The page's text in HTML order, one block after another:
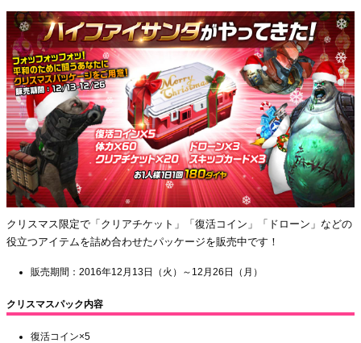
クリスマス限定で「クリアチケット」「復活コイン」「ドローン」などの
役立つアイテムを詰め合わせたパッケージを販売中です！
販売期間：2016年12月13日（火）～12月26日（月）
クリスマスパック内容
復活コイン×5